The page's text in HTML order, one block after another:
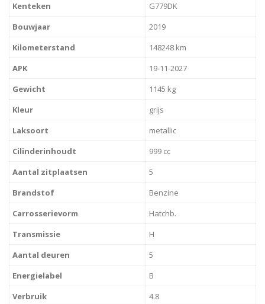
Kenteken
G779DK
Bouwjaar
2019
Kilometerstand
148248 km
APK
19-11-2027
Gewicht
1145 kg
Kleur
grijs
Laksoort
metallic
Cilinderinhoudt
999 cc
Aantal zitplaatsen
5
Brandstof
Benzine
Carrosserievorm
Hatchb.
Transmissie
H
Aantal deuren
5
Energielabel
B
Verbruik
4.8